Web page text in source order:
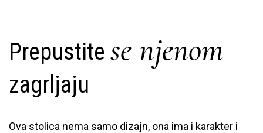
Prepustite se njenom
zagrljaju
Ova stolica nema samo dizajn, ona ima i karakter i